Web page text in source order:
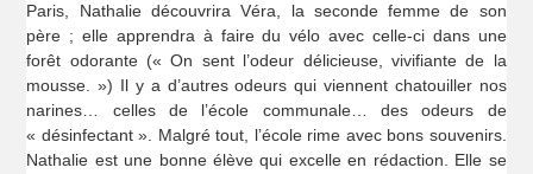
Paris, Nathalie découvrira Véra, la seconde femme de son
père ; elle apprendra à faire du vélo avec celle-ci dans une
forêt odorante (« On sent l’odeur délicieuse, vivifiante de la
mousse. ») Il y a d’autres odeurs qui viennent chatouiller nos
narines… celles de l’école communale… des odeurs de
« désinfectant ». Malgré tout, l’école rime avec bons souvenirs.
Nathalie est une bonne élève qui excelle en rédaction. Elle se